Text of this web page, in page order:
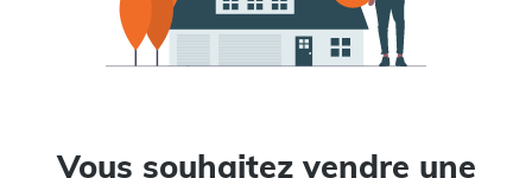
Vous souhaitez vendre une